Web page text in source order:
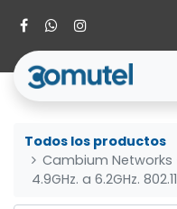
Todos los productos
Cambium Networks
4.9GHz. a 6.2GHz.